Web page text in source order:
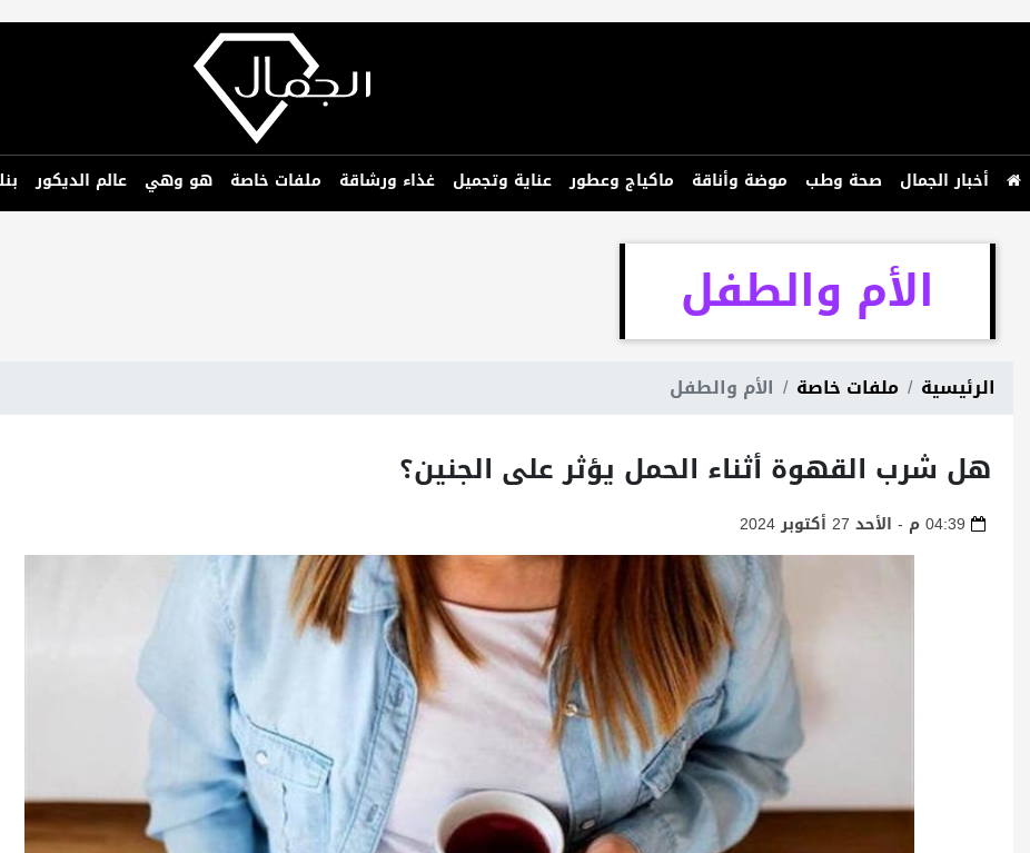
أخبار الجمال صحة وطب موضة وأناقة ماكياج وعطور عناية وتجميل غذاء ورشاقة ملفات خاصة هو وهي عالم الديكور
الأم والطفل
الرئيسية ملفات خاصة الأم والطفل
هل شرب القهوة أثناء الحمل يؤثر على الجنين؟